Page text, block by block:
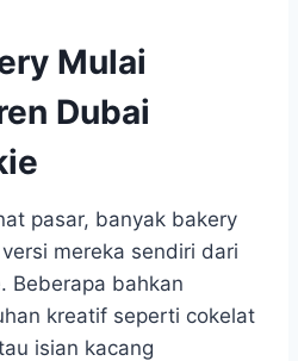
Mulai
Dubai
pasar, banyak bakery
mereka sendiri dari
Beberapa bahkan
kreatif seperti cokelat
isian kacang